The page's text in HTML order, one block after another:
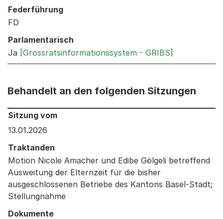
Federführung
FD
Parlamentarisch
Ja [Grossratsinformationssystem - GRIBS]
Behandelt an den folgenden Sitzungen
Behandelt an den folgenden Sitzungen: Informationen
Sitzung vom
13.01.2026
Traktanden
Motion Nicole Amacher und Edibe Gölgeli betreffend
Ausweitung der Elternzeit für die bisher
ausgeschlossenen Betriebe des Kantons Basel-Stadt;
Stellungnahme
Dokumente